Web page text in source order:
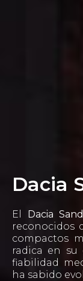
Dacia
El Dacia
reconocidos
compactos
radica en su
fiabilidad
ha sabido